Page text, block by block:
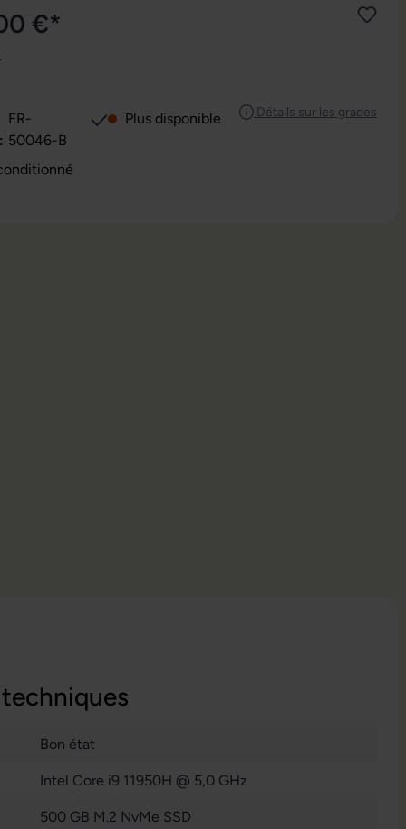
€*
Détails sur les grades
FR-
50046-B
Plus disponible
Bon état
Intel Core i9 11950H @ 5,0 GHz
500 GB M.2 NvMe SSD